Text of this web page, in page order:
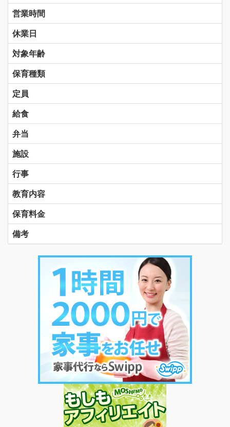
営業時間
休業日
対象年齢
保育種類
定員
給食
弁当
施設
行事
教育内容
保育料金
備考